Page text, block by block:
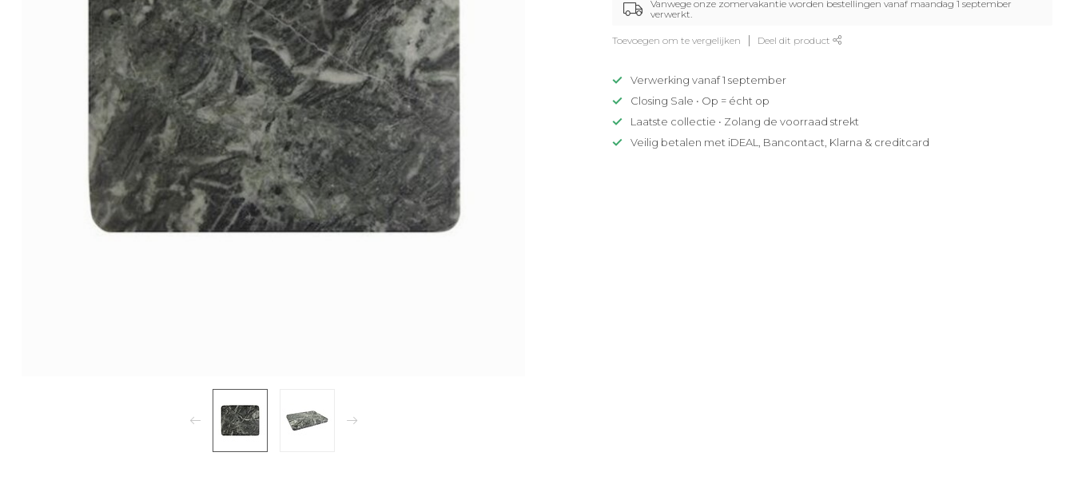
Vanwege onze zomervakantie worden bestellingen vanaf maandag 1 september
verwerkt.
Toevoegen om te vergelijken Deel dit product
Verwerking vanaf 1 september
Closing Sale • Op = écht op
Laatste collectie • Zolang de voorraad strekt
Veilig betalen met iDEAL, Bancontact, Klarna & creditcard